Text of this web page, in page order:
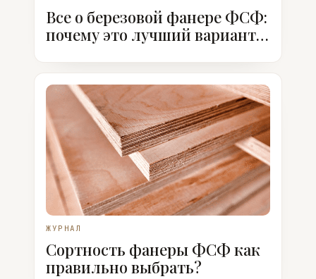
Все о березовой фанере ФСФ:
почему это лучший вариант,
ЖУРНАЛ
Сортность фанеры ФСФ как
правильно выбрать?